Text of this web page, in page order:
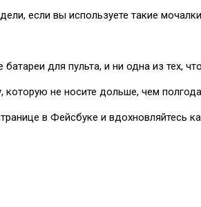
если вы используете такие
для пульта, и ни одна из тех,
не носите дольше, чем
в Фейсбуке и вдохновляйтесь